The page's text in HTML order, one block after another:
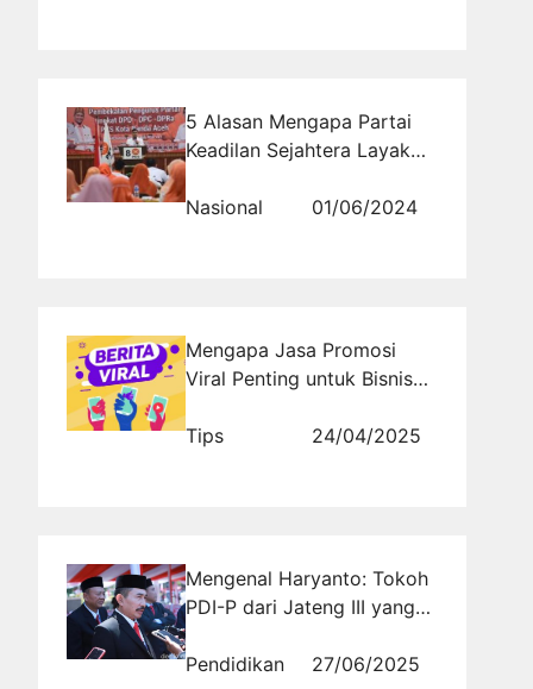
5 Alasan Mengapa Partai
Keadilan Sejahtera Layak
Pilihan Anda!
Nasional 01/06/2024
Mengapa Jasa Promosi
Viral Penting untuk Bisnis
Tips
24/04/2025
Mengenal Haryanto: Tokoh
PDI-P dari Jateng III yang
Kerakyatan
Pendidikan 27/06/2025